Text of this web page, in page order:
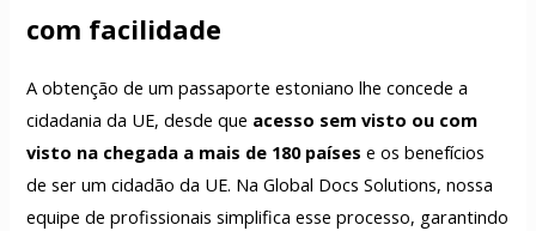
com facilidade
A obtenção de um passaporte estoniano lhe concede a
cidadania da UE, desde que acesso sem visto ou com
visto na chegada a mais de 180 países e os benefícios
de ser um cidadão da UE. Na Global Docs Solutions, nossa
equipe de profissionais simplifica esse processo, garantindo